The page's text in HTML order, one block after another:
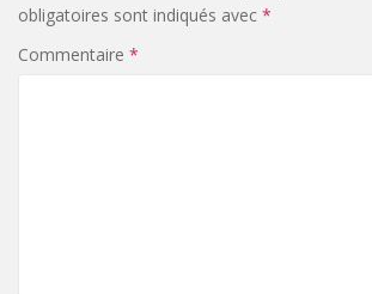
obligatoires sont indiqués avec *
Commentaire *